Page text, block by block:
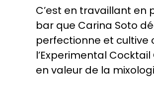
C’est en travaillant en
bar que Carina Soto
perfectionne et cultive
l’Experimental
en valeur de la